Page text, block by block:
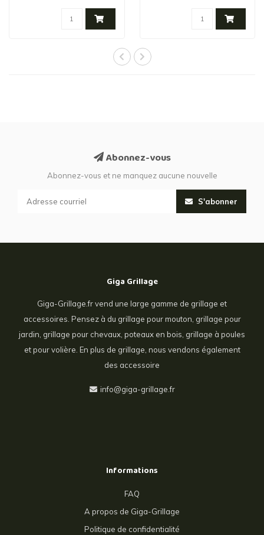
Abonnez-vous
Abonnez-vous et ne manquez aucune nouvelle
S'abonner
Giga Grillage
Giga-Grillage.fr vend une large gamme de grillage et
accessoires. Pensez à du grillage pour mouton, grillage pour
jardin, grillage pour chevaux, poteaux en bois, grillage à poules
et pour volière. En plus de grillage, nous vendons également
des accessoire
info@giga-grillage.fr
Informations
FAQ
A propos de Giga-Grillage
Politique de confidentialité